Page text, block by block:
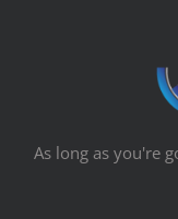
As long as you're